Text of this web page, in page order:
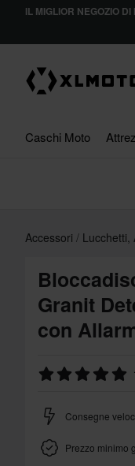
IL MIGLIOR NEGOZIO DI
Caschi Moto
Accessori Lucchetti,
Granit
con
Consegne
Prezzo minimo